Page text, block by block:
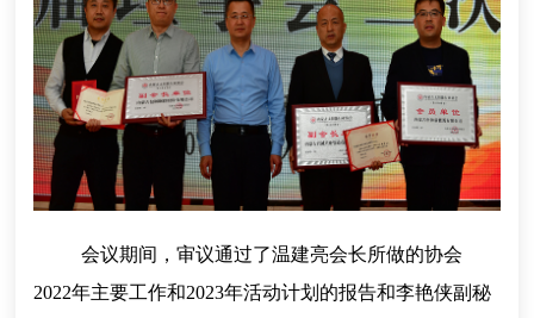
会议期间，审议通过了温建亮会长所做的协会
2022年主要工作和2023年活动计划的报告和李艳侠副秘